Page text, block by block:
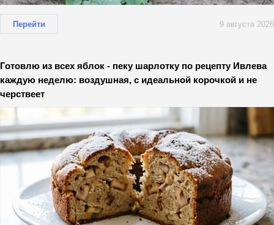
Перейти 9 августа 2026
Готовлю из всех яблок - пеку шарлотку по рецепту Ивлева
каждую неделю: воздушная, с идеальной корочкой и не
черствеет